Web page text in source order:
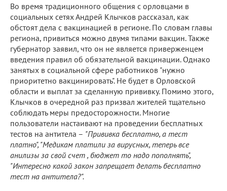
Во время традиционного общения с орловцами в
социальных сетях Андрей Клычков рассказал, как
обстоят дела с вакцинацией в регионе. По словам главы
региона, привиться можно двумя типами вакцин. Также
губернатор заявил, что он не является приверженцем
введения правил об обязательной вакцинации. Однако
занятых в социальной сфере работников "нужно
приоритетно вакцинировать". Не будет в Орловской
области и выплат за сделанную прививку. Помимо этого,
Клычков в очередной раз призвал жителей тщательно
соблюдать меры предосторожности. Многие
пользователи настаивают на проведении бесплатных
тестов на антитела – "Прививка бесплатно, а тест
платно", "Медикам платили за вирусных, теперь все
анилизы за свой счет , бюджет то надо пополнять",
"Интересно какой закон запрещает делать бесплатно
тест на антитела?".